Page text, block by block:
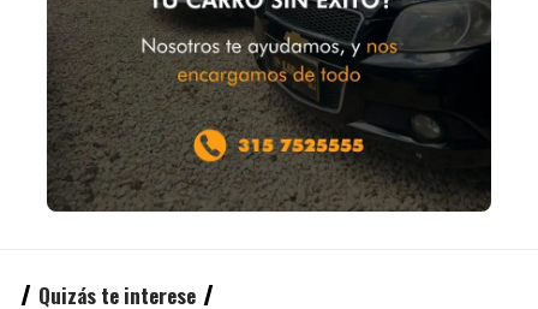
Quizás te interese